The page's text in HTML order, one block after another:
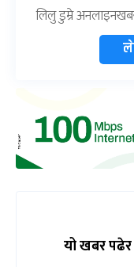
लिलु डुम्रे
यो खबर